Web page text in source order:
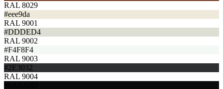
RAL 8029
#eee9da
RAL 9001
#DDDED4
RAL 9002
#F4F8F4
RAL 9003
#2E3032
RAL 9004